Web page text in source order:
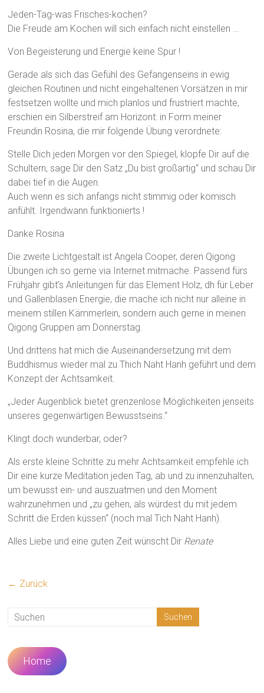
Jeden-Tag-was Frisches-kochen?
Die Freude am Kochen will sich einfach nicht einstellen …
Von Begeisterung und Energie keine Spur !
Gerade als sich das Gefühl des Gefangenseins in ewig
gleichen Routinen und nicht eingehaltenen Vorsätzen in mir
festsetzen wollte und mich planlos und frustriert machte,
erschien ein Silberstreif am Horizont: in Form meiner
Freundin Rosina, die mir folgende Übung verordnete:
Stelle Dich jeden Morgen vor den Spiegel, klopfe Dir auf die
Schultern, sage Dir den Satz „Du bist großartig“ und schau Dir
dabei tief in die Augen.
Auch wenn es sich anfangs nicht stimmig oder komisch
anfühlt. Irgendwann funktionierts !
Danke Rosina
Die zweite Lichtgestalt ist Angela Cooper, deren Qigong
Übungen ich so gerne via Internet mitmache. Passend fürs
Frühjahr gibt’s Anleitungen für das Element Holz, dh für Leber
und Gallenblasen Energie, die mache ich nicht nur alleine in
meinem stillen Kämmerlein, sondern auch gerne in meinen
Qigong Gruppen am Donnerstag.
Und drittens hat mich die Auseinandersetzung mit dem
Buddhismus wieder mal zu Thich Naht Hanh geführt und dem
Konzept der Achtsamkeit.
„Jeder Augenblick bietet grenzenlose Möglichkeiten jenseits
unseres gegenwärtigen Bewusstseins.“
Klingt doch wunderbar, oder?
Als erste kleine Schritte zu mehr Achtsamkeit empfehle ich
Dir eine kurze Meditation jeden Tag, ab und zu innenzuhalten,
um bewusst ein- und auszuatmen und den Moment
wahrzunehmen und „zu gehen, als würdest du mit jedem
Schritt die Erden küssen“ (noch mal Tich Naht Hanh).
Alles Liebe und eine guten Zeit wünscht Dir Renate
← Zurück
Home